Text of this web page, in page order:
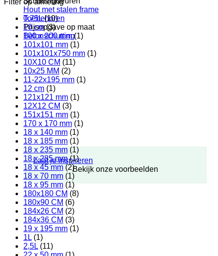
Hout met stalen frame
Toebehoren
Prijsopgave op maat
Betonschutting
Laat je inspireren
Bekijk onze voorbeelden
Filter op afmeting
0,75L (10)
10 cm (3)
100 x 200 mm (1)
101x101 mm (1)
101x101x750 mm (1)
10X10 CM (11)
10x25 MM (2)
11-22x195 mm (1)
12 cm (1)
121x121 mm (1)
12X12 CM (3)
151x151 mm (1)
170 x 170 mm (1)
18 x 140 mm (1)
18 x 185 mm (1)
18 x 235 mm (1)
18 x 285 mm (1)
18 x 45 mm (2)
18 x 70 mm (1)
18 x 95 mm (1)
180x180 CM (8)
180x90 CM (6)
184x26 CM (2)
184x36 CM (3)
19 x 195 mm (1)
1L (1)
2,5L (11)